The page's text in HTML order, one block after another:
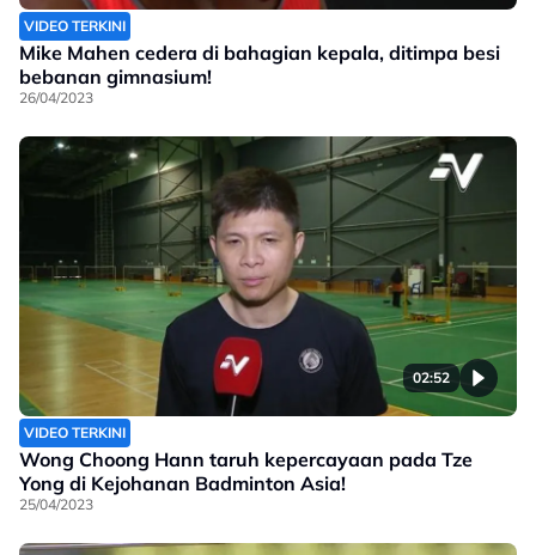
VIDEO TERKINI
Mike Mahen cedera di bahagian kepala, ditimpa besi
bebanan gimnasium!
26/04/2023
02:52
VIDEO TERKINI
Wong Choong Hann taruh kepercayaan pada Tze
Yong di Kejohanan Badminton Asia!
25/04/2023